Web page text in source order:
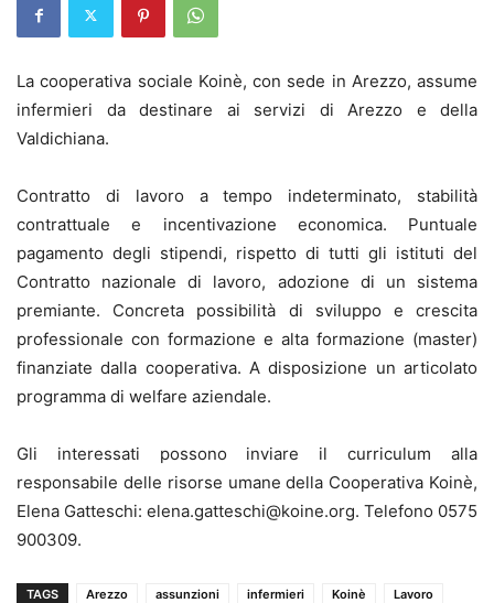
La cooperativa sociale Koinè, con sede in Arezzo, assume
infermieri da destinare ai servizi di Arezzo e della
Valdichiana.
Contratto di lavoro a tempo indeterminato, stabilità
contrattuale e incentivazione economica. Puntuale
pagamento degli stipendi, rispetto di tutti gli istituti del
Contratto nazionale di lavoro, adozione di un sistema
premiante. Concreta possibilità di sviluppo e crescita
professionale con formazione e alta formazione (master)
finanziate dalla cooperativa. A disposizione un articolato
programma di welfare aziendale.
Gli interessati possono inviare il curriculum alla
responsabile delle risorse umane della Cooperativa Koinè,
Elena Gatteschi: elena.gatteschi@koine.org. Telefono 0575
900309.
TAGS Arezzo assunzioni infermieri Koinè
Lavoro